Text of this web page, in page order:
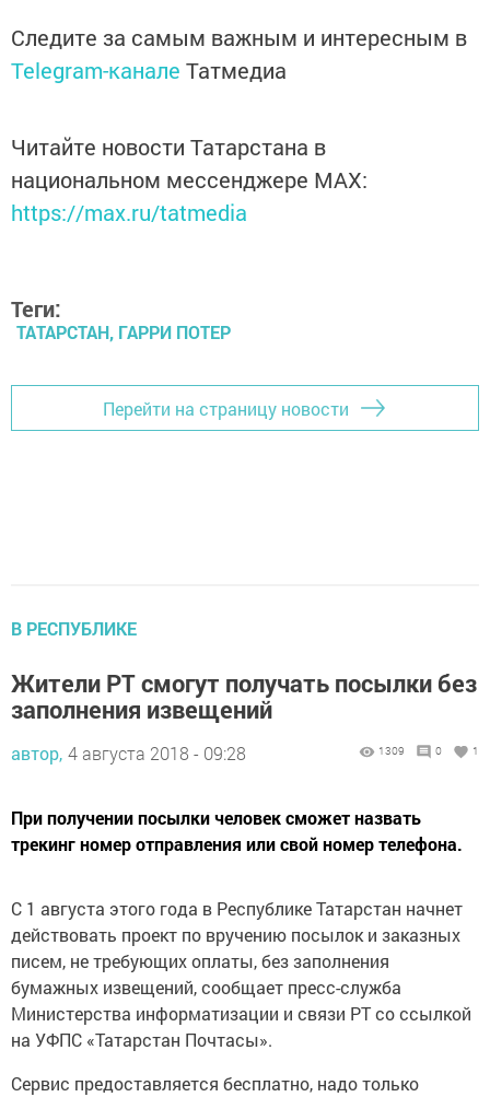
Следите за самым важным и интересным в
Telegram-канале Татмедиа
Читайте новости Татарстана в
национальном мессенджере MАХ:
https://max.ru/tatmedia
Теги:
ТАТАРСТАН, ГАРРИ ПОТЕР
Перейти на страницу новости
В РЕСПУБЛИКЕ
Жители РТ смогут получать посылки без
заполнения извещений
автор, 4 августа 2018 - 09:28 1309 0 1
При получении посылки человек сможет назвать
трекинг номер отправления или свой номер телефона.
С 1 августа этого года в Республике Татарстан начнет
действовать проект по вручению посылок и заказных
писем, не требующих оплаты, без заполнения
бумажных извещений, сообщает пресс-служба
Министерства информатизации и связи РТ со ссылкой
на УФПС «Татарстан Почтасы».
Сервис предоставляется бесплатно, надо только